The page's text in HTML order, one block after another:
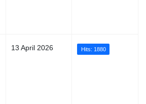
13 April 2026 Hits: 1880